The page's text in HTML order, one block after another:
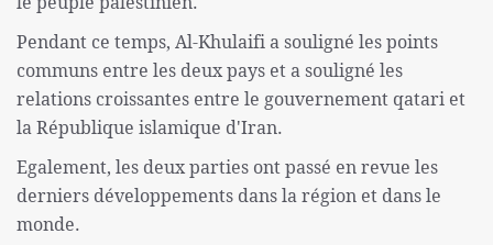
Pendant ce temps, Al-Khulaifi a souligné les points
communs entre les deux pays et a souligné les
relations croissantes entre le gouvernement qatari et
la République islamique d'Iran.
Egalement, les deux parties ont passé en revue les
derniers développements dans la région et dans le
monde.